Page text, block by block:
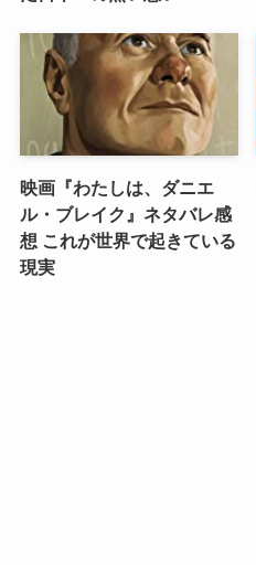
映画『わたしは、ダニエ
ル・ブレイク』ネタバレ感
想 これが世界で起きている
現実